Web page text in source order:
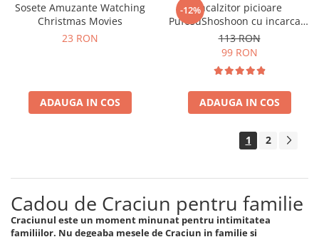
Sosete Amuzante Watching
Christmas Movies
23 RON
ADAUGA IN COS
-12%Incalzitor picioare
PufosuShoshoon cu incarcare
USB
113 RON
99 RON
ADAUGA IN COS
1 2
Cadou de Craciun pentru familie
Craciunul este un moment minunat pentru intimitatea
familiilor. Nu degeaba mesele de Craciun in familie si